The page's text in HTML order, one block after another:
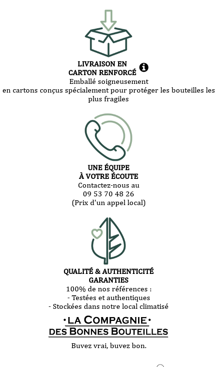
LIVRAISON EN
CARTON RENFORCÉ
Emballé soigneusement
en cartons conçus spécialement pour protéger les bouteilles les
plus fragiles
UNE ÉQUIPE
À VOTRE ÉCOUTE
Contactez-nous au
09 53 70 48 26
(Prix d'un appel local)
QUALITÉ & AUTHENTICITÉ
GARANTIES
100% de nos références :
- Testées et authentiques
- Stockées dans notre local climatisé
Buvez vrai, buvez bon.